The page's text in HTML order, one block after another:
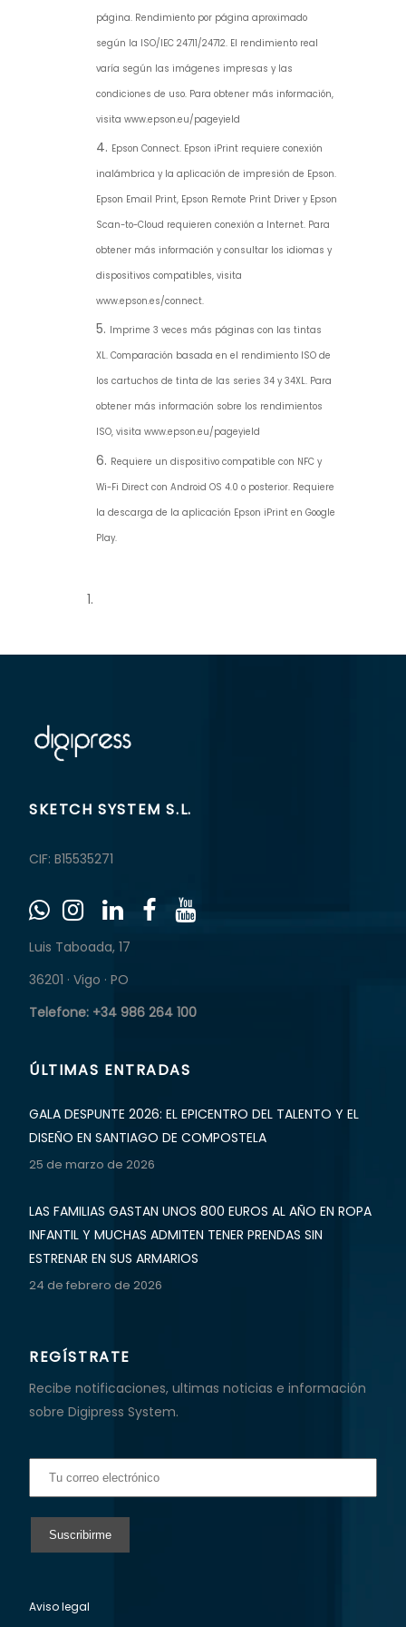
página. Rendimiento por página aproximado
según la ISO/IEC 24711/24712. El rendimiento real
varía según las imágenes impresas y las
condiciones de uso. Para obtener más información,
visita www.epson.eu/pageyield
Epson Connect. Epson iPrint requiere conexión
inalámbrica y la aplicación de impresión de Epson.
Epson Email Print, Epson Remote Print Driver y Epson
Scan-to-Cloud requieren conexión a Internet. Para
obtener más información y consultar los idiomas y
dispositivos compatibles, visita
www.epson.es/connect.
Imprime 3 veces más páginas con las tintas
XL. Comparación basada en el rendimiento ISO de
los cartuchos de tinta de las series 34 y 34XL. Para
obtener más información sobre los rendimientos
ISO, visita www.epson.eu/pageyield
Requiere un dispositivo compatible con NFC y
Wi-Fi Direct con Android OS 4.0 o posterior. Requiere
la descarga de la aplicación Epson iPrint en Google
Play.
SKETCH SYSTEM S.L.
CIF: B15535271
Luis Taboada, 17
36201 · Vigo · PO
Telefone: +34 986 264 100
ÚLTIMAS ENTRADAS
GALA DESPUNTE 2026: EL EPICENTRO DEL TALENTO Y EL
DISEÑO EN SANTIAGO DE COMPOSTELA
25 de marzo de 2026
LAS FAMILIAS GASTAN UNOS 800 EUROS AL AÑO EN ROPA
INFANTIL Y MUCHAS ADMITEN TENER PRENDAS SIN
ESTRENAR EN SUS ARMARIOS
24 de febrero de 2026
REGÍSTRATE
Recibe notificaciones, ultimas noticias e información
sobre Digipress System.
Aviso legal